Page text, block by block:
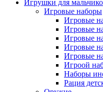
Игрушки для
Игровые наборы
Игровые
Игровые
Игровые
Игровые
Игровые
Игроой
Наборы
Рация